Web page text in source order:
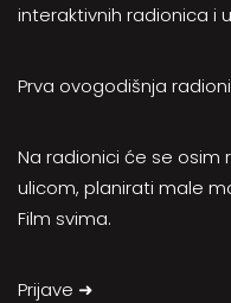
interaktivnih radionica i
Prva ovogodišnja
Na radionici će se osim
ulicom, planirati male
Film svima.
Prijave ➜